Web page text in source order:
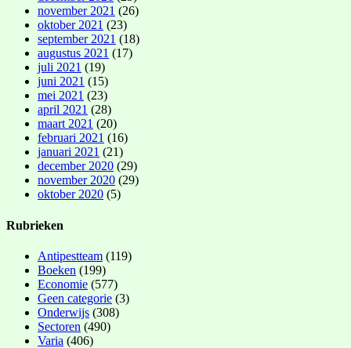
november 2021 (26)
oktober 2021 (23)
september 2021 (18)
augustus 2021 (17)
juli 2021 (19)
juni 2021 (15)
mei 2021 (23)
april 2021 (28)
maart 2021 (20)
februari 2021 (16)
januari 2021 (21)
december 2020 (29)
november 2020 (29)
oktober 2020 (5)
Rubrieken
Antipestteam (119)
Boeken (199)
Economie (577)
Geen categorie (3)
Onderwijs (308)
Sectoren (490)
Varia (406)